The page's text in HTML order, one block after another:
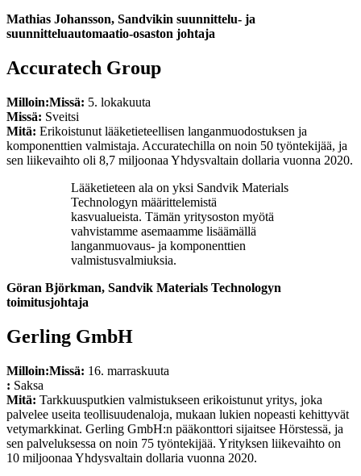
Mathias Johansson, Sandvikin suunnittelu- ja
suunnitteluautomaatio-osaston johtaja
Accuratech Group
Milloin:Missä: 5. lokakuuta
Missä: Sveitsi
Mitä: Erikoistunut lääketieteellisen langanmuodostuksen ja
komponenttien valmistaja. Accuratechilla on noin 50 työntekijää, ja
sen liikevaihto oli 8,7 miljoonaa Yhdysvaltain dollaria vuonna 2020.
Lääketieteen ala on yksi Sandvik Materials
Technologyn määrittelemistä
kasvualueista. Tämän yritysoston myötä
vahvistamme asemaamme lisäämällä
langanmuovaus- ja komponenttien
valmistusvalmiuksia.
Göran Björkman, Sandvik Materials Technologyn
toimitusjohtaja
Gerling GmbH
Milloin:Missä: 16. marraskuuta
: Saksa
Mitä: Tarkkuusputkien valmistukseen erikoistunut yritys, joka
palvelee useita teollisuudenaloja, mukaan lukien nopeasti kehittyvät
vetymarkkinat. Gerling GmbH:n pääkonttori sijaitsee Hörstessä, ja
sen palveluksessa on noin 75 työntekijää. Yrityksen liikevaihto on
10 miljoonaa Yhdysvaltain dollaria vuonna 2020.